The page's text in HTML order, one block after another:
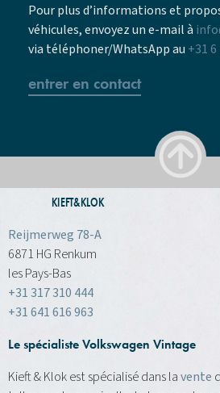
Pour plus d’informations et
véhicules, envoyez un e-mail à
via téléphoner/WhatsApp au +31 6
entrer en contact
KIEFT&KLOK
Reijmerweg 78-A
6871 HG Renkum
les Pays-Bas
+31 317 310 444
+31 641 616 963
Le spécialiste Volkswagen Vintage
Kieft & Klok est spécialisé dans lavente